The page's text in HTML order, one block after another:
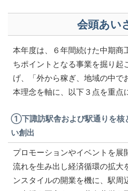
会頭あい
本年度は、６年間続けた中期商
ちポイントとなる事業を掘り起
げ、「外から稼ぎ、地域の中で
本理念を軸に、以下３点を重点
①下諏訪駅舎および駅通りを核
い創出
プロモーションやイベントを展
流れを生み出し経済循環の拡大
ンスタイルの開業を機に、駅周